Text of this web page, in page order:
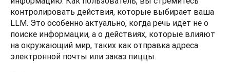
контролировать действия, которые выбирает ваша
LLM. Это особенно актуально, когда речь идет не о
поиске информации, а о действиях, которые влияют
на окружающий мир, таких как отправка адреса
электронной почты или заказ пиццы.